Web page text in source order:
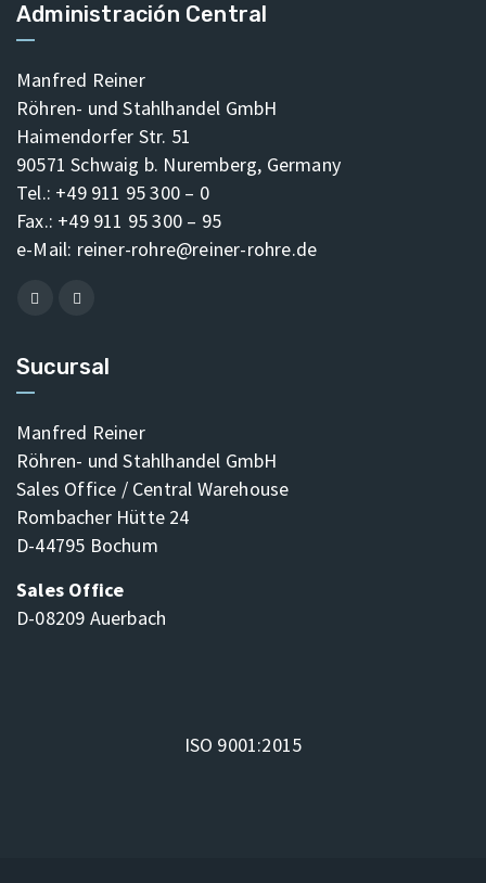
Administración Central
Manfred Reiner
Röhren- und Stahlhandel GmbH
Haimendorfer Str. 51
90571 Schwaig b. Nuremberg, Germany
Tel.: +49 911 95 300 – 0
Fax.: +49 911 95 300 – 95
e-Mail: reiner-rohre@reiner-rohre.de
Sucursal
Manfred Reiner
Röhren- und Stahlhandel GmbH
Sales Office / Central Warehouse
Rombacher Hütte 24
D-44795 Bochum
Sales Office
D-08209 Auerbach
ISO 9001:2015